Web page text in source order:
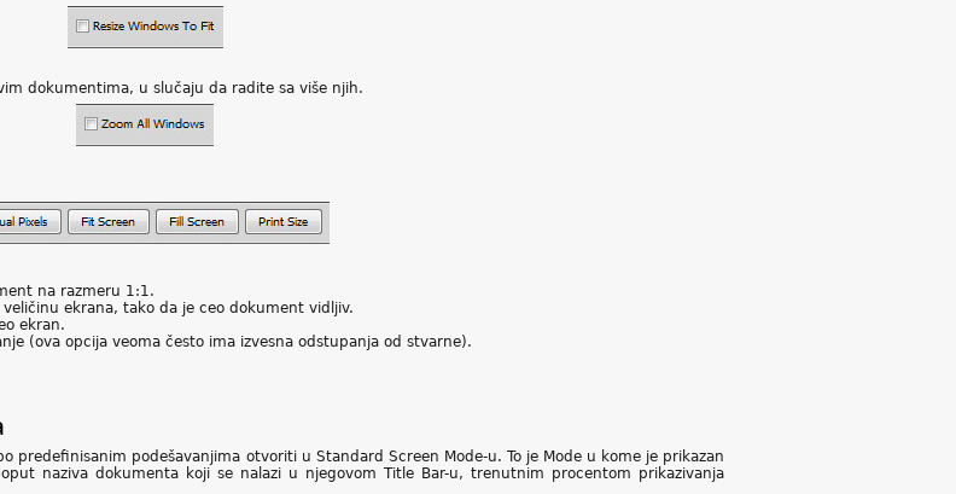
dokumentima, u slučaju da radite sa više njih.
na razmeru 1:1.
ekrana, tako da je ceo dokument vidljiv.
ekran.
(ova opcija veoma često ima izvesna odstupanja od stvarne).
predefinisanim podešavanjima otvoriti u Standard Screen Mode-u. To je Mode u kome je prikazan
naziva dokumenta koji se nalazi u njegovom Title Bar-u, trenutnim procentom prikazivanja